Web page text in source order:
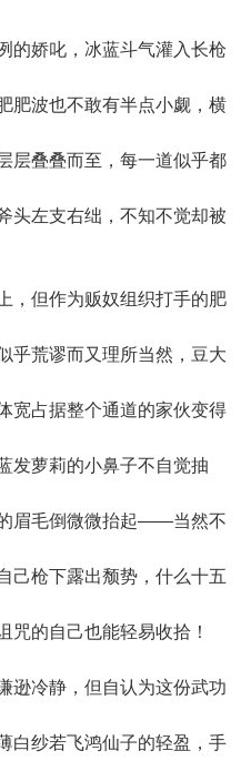
娇叱，冰蓝斗气灌入长枪
肥波也不敢有半点小觑，横
层叠叠而至，每一道似乎都
头左支右绌，不知不觉却被
但作为贩奴组织打手的肥
乎荒谬而又理所当然，豆大
宽占据整个通道的家伙变得
发萝莉的小鼻子不自觉抽
眉毛倒微微抬起——当然不
己枪下露出颓势，什么十五
咒的自己也能轻易收拾！
冷静，但自认为这份武功
白纱若飞鸿仙子的轻盈，手